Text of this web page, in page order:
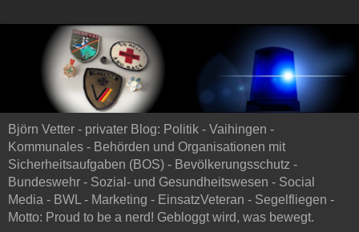
Björn Vetter - privater Blog: Politik - Vaihingen -
Kommunales - Behörden und Organisationen mit
Sicherheitsaufgaben (BOS) - Bevölkerungsschutz -
Bundeswehr - Sozial- und Gesundheitswesen - Social
Media - BWL - Marketing - EinsatzVeteran - Segelfliegen -
Motto: Proud to be a nerd! Gebloggt wird, was bewegt.